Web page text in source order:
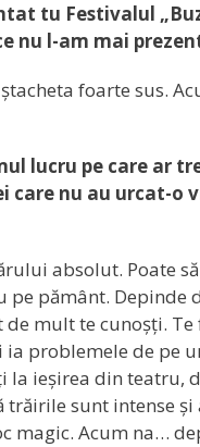
tu Festivalul
nu l-am mai
foarte sus.
lucru pe care ar
care nu au urcat-o
absolut. Poate
pe pământ. Depinde
de mult te cunoșți. Te
problemele de pe
la ieșirea din teatru,
trăirile sunt intense
magic. Acum na…